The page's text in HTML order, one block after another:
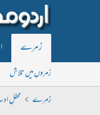
زمرے
زمروں میں تلاش
زمرے
محفلِ